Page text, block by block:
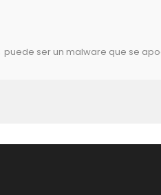
puede ser un malware que se